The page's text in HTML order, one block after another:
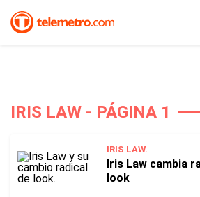
IRIS LAW - PÁGINA 1
IRIS LAW.
Iris Law cambia
look